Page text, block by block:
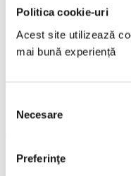
Politica cookie-uri
Acest site utilizează
mai bună experiență
consimțământului
Necesare
Preferinţe